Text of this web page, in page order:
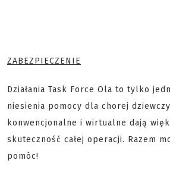
ZABEZPIECZENIE
Działania Task Force Ola to tylko
niesienia pomocy dla chorej
konwencjonalne i wirtualne dają
skuteczność całej operacji. Razem
pomóc!